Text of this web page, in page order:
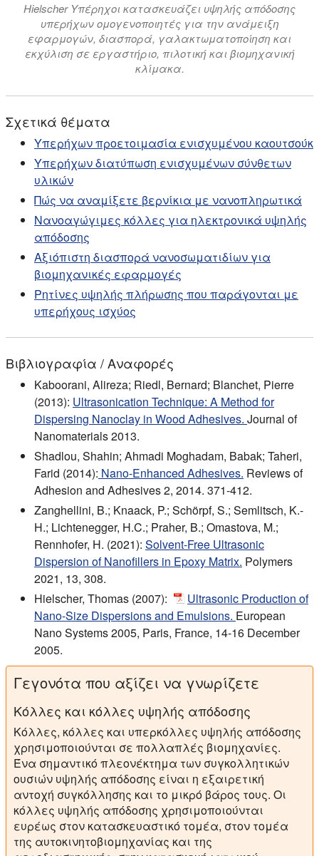
Hielscher Υπέρηχοι κατασκευάζει υψηλής απόδοσης
υπερήχων ομογενοποιητές για την ανάμειξη
εφαρμογών, διασπορά, γαλακτωματοποίηση και
εκχύλιση σε εργαστήριο, πιλοτική και βιομηχανική
κλίμακα.
Σχετικά θέματα
Υπερήχων προετοιμασία ενισχυμένου καουτσούκ
Υπερήχων διατύπωση ενισχυμένων σύνθετων
υλικών
Πώς να αναμίξετε βερνίκια με νανοπληρωτικά
Νανοαγώγιμες κόλλες για ηλεκτρονικά υψηλής
απόδοσης
Αξιόπιστη διασπορά νανοσωματιδίων για
βιομηχανικές εφαρμογές
Ρητίνες υψηλής πλήρωσης που παράγονται με
υπερήχους ισχύος
Βιβλιογραφία / Αναφορές
Kaboorani, Alireza; Riedl, Bernard; Blanchet, Pierre
(2013): Ultrasonication Technique: A Method for
Dispersing Nanoclay in Wood Adhesives. Journal of
Nanomaterials 2013.
Shadlou, Shahin; Ahmadi Moghadam, Babak; Taheri,
Farid (2014): Nano-Enhanced Adhesives. Reviews of
Adhesion and Adhesives 2, 2014. 371-412.
Zanghellini, B.; Knaack, P.; Schörpf, S.; Semlitsch, K.-
H.; Lichtenegger, H.C.; Praher, B.; Omastova, M.;
Rennhofer, H. (2021): Solvent-Free Ultrasonic
Dispersion of Nanofillers in Epoxy Matrix. Polymers
2021, 13, 308.
Hielscher, Thomas (2007):
Ultrasonic Production of
Nano-Size Dispersions and Emulsions. European
Nano Systems 2005, Paris, France, 14-16 December
2005.
Γεγονότα που αξίζει να γνωρίζετε
Κόλλες και κόλλες υψηλής απόδοσης
Κόλλες, κόλλες και υπερκόλλες υψηλής απόδοσης
χρησιμοποιούνται σε πολλαπλές βιομηχανίες.
Ένα σημαντικό πλεονέκτημα των συγκολλητικών
ουσιών υψηλής απόδοσης είναι η εξαιρετική
αντοχή συγκόλλησης και το μικρό βάρος τους. Οι
κόλλες υψηλής απόδοσης χρησιμοποιούνται
ευρέως στον κατασκευαστικό τομέα, στον τομέα
της αυτοκινητοβιομηχανίας και της